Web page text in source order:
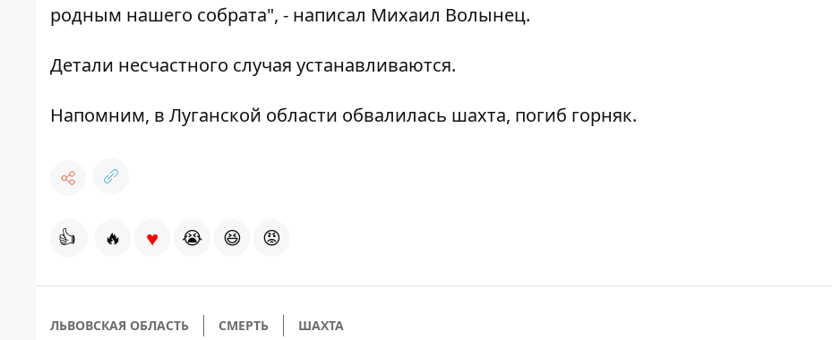
родным нашего собрата", - написал Михаил Волынец.
Детали несчастного случая устанавливаются.
Напомним, в Луганской области обвалилась шахта, погиб горняк.
👍 🔥 ♥ 😭 😆 😡
ЛЬВОВСКАЯ ОБЛАСТЬ СМЕРТЬ ШАХТА